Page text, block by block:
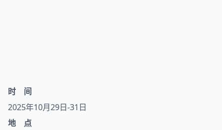
时 间
2025年10月29日-31日
地 点